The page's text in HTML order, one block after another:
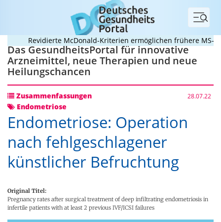
Menü
Revidierte McDonald-Kriterien ermöglichen frühere MS-
Das GesundheitsPortal für innovative
Arzneimittel, neue Therapien und neue
Heilungschancen
Zusammenfassungen 28.07.22
Endometriose
Endometriose: Operation
nach fehlgeschlagener
künstlicher Befruchtung
Original Titel:
Pregnancy rates after surgical treatment of deep infiltrating endometriosis in
infertile patients with at least 2 previous IVF/ICSI failures